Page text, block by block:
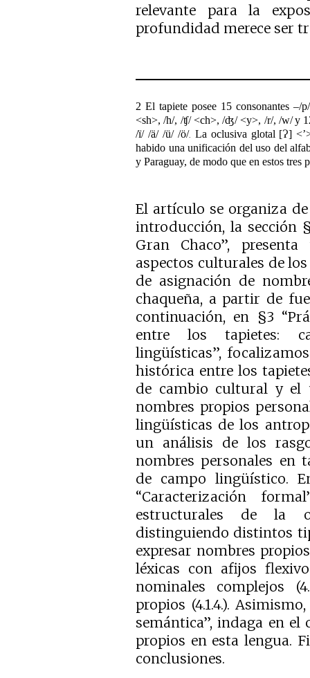
relevante para la
profundidad merece ser
2 El tapiete posee 15 consonantes–/
<sh>, /h/, /ʧ/ <ch>, /ʤ/ <y>, /r/, /w/y
/ï/ /ä/ /ü/ /ö/ La oclusiva glotal [Ɂ]
habido una unificación del uso del
y Paraguay, de modo que en estos tres
El artículo se organiza
introducción, la sección
Gran Chaco”,
aspectos culturales de
de asignación de
chaqueña, a partir de
continuación, en §3
entre los tapietes:
lingüísticas”,
histórica entre los
de cambio cultural y el
nombres propios
lingüísticas de los
un análisis de los
nombres personales en
de campo lingüístico.
“Caracterización
estructurales de la
distinguiendo distintos
expresar nombres
léxicas con afijos
nominales complejos
propios (4.1.4.).
semántica”, indaga en
propios en esta lengua.
conclusiones.